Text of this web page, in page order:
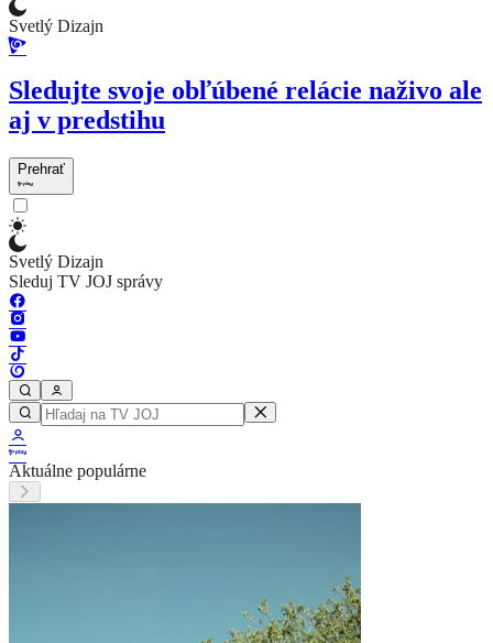
Svetlý Dizajn
Sledujte svoje obľúbené relácie naživo ale
aj v predstihu
Prehrať
Svetlý Dizajn
Sleduj TV JOJ správy
Aktuálne populárne